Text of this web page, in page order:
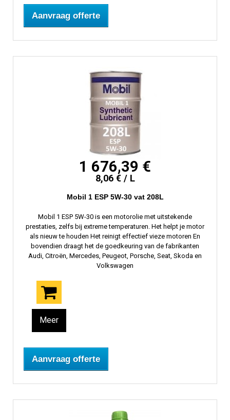
Aanvraag offerte
1 676,39 €
8,06 € / L
Mobil 1 ESP 5W-30 vat 208L
Mobil 1 ESP 5W-30 is een motorolie met uitstekende
prestaties, zelfs bij extreme temperaturen. Het helpt je motor
als nieuw te houden Het reinigt effectief vieze motoren En
bovendien draagt ​​het de goedkeuring van de fabrikanten
Audi, Citroën, Mercedes, Peugeot, Porsche, Seat, Skoda en
Volkswagen
Meer
Aanvraag offerte